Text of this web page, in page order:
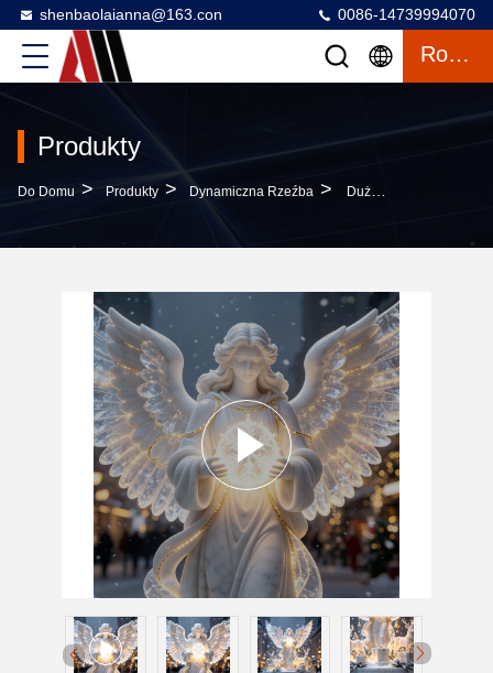
shenbaolaianna@163.con 0086-14739994070
Rozmowa
Produkty
Do Domu > Produkty > Dynamiczna Rzeźba > Duże Wodoodporne LED Oświetlone Anioł Świąteczny Fiberglass Rzeźba Z Dostosowanym Kolor I Renifery